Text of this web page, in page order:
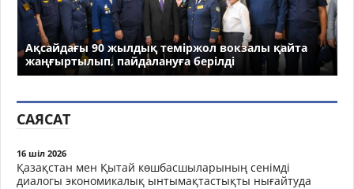
Ақсайдағы 90 жылдық теміржол вокзалы қайта
жаңғыртылып, пайдалануға берілді
САЯСАТ
16 шіл 2026
Қазақстан мен Қытай көшбасшыларының сенімді
диалогы экономикалық ынтымақтастықты нығайтуда